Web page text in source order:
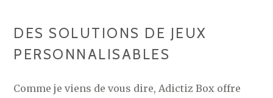
DES SOLUTIONS DE JEUX
PERSONNALISABLES
Comme je viens de vous dire, Adictiz Box offre